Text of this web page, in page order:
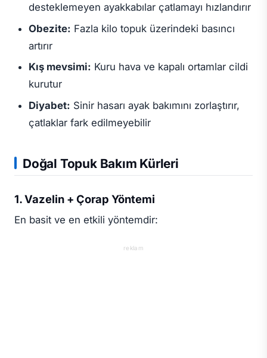
desteklemeyen ayakkabılar çatlamayı hızlandırır
Obezite: Fazla kilo topuk üzerindeki basıncı
artırır
Kış mevsimi: Kuru hava ve kapalı ortamlar cildi
kurutur
Diyabet: Sinir hasarı ayak bakımını zorlaştırır,
çatlaklar fark edilmeyebilir
Doğal Topuk Bakım Kürleri
1. Vazelin + Çorap Yöntemi
En basit ve en etkili yöntemdir:
reklam